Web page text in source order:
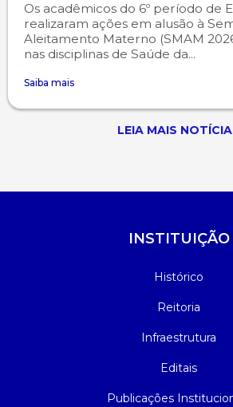
Os acadêmicos do 6º período de
realizaram ações em alusão à
Aleitamento Materno (SMAM
nas disciplinas de Saúde da...
Saiba mais
LEIA MAIS
INSTITUIÇÃO
Histórico
Reitoria
Infraestrutura
Editais
Publicações